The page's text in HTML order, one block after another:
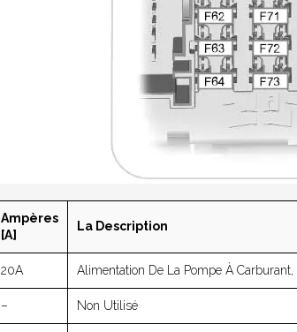
Ampères
[A]
La Description
20A Alimentation De La Pompe À Carburant,
– Non Utilisé